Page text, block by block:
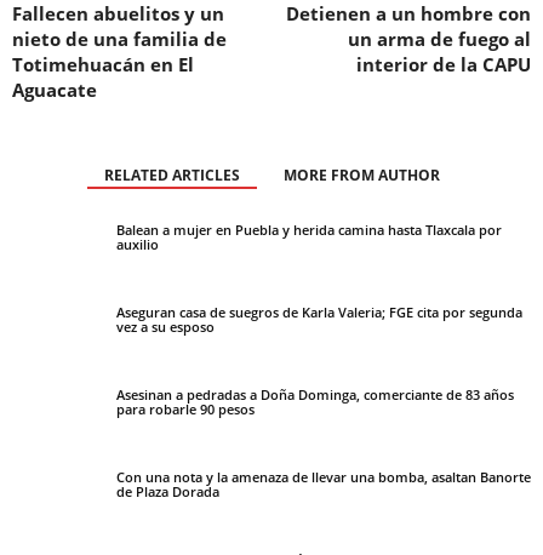
Fallecen abuelitos y un
nieto de una familia de
Totimehuacán en El
Aguacate
Detienen a un hombre con
un arma de fuego al
interior de la CAPU
RELATED ARTICLES MORE FROM AUTHOR
Balean a mujer en Puebla y herida camina hasta Tlaxcala por
auxilio
Aseguran casa de suegros de Karla Valeria; FGE cita por segunda
vez a su esposo
Asesinan a pedradas a Doña Dominga, comerciante de 83 años
para robarle 90 pesos
Con una nota y la amenaza de llevar una bomba, asaltan Banorte
de Plaza Dorada